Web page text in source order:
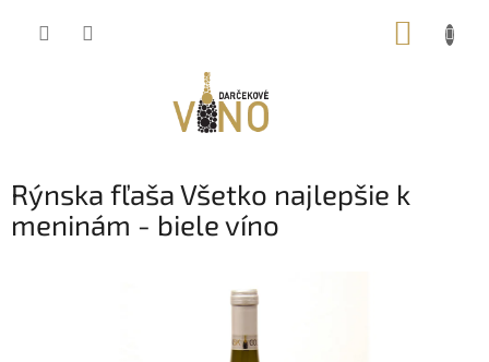
Rýnska fľaša Všetko najlepšie k
meninám - biele víno